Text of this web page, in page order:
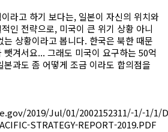
라고 하기 보다는, 일본이 자신의 위치와
인 전략으로, 미국이 큰 위기 상황 아니
상황이라고 봅니다. 한국은 북한 때문
겨서요... 그래도 미국이 요구하는 50억
과도 좀 어떻게 조금 이라도 합의점을
2019/Jul/01/2002152311/-1/-1/1/
STRATEGY-REPORT-2019.PDF